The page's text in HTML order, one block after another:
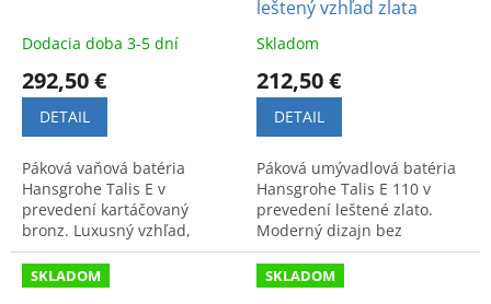
Dodacia doba 3-5 dní
292,50 €
DETAIL
Páková vaňová batéria
Hansgrohe Talis E v
prevedení kartáčovaný
bronz. Luxusný vzhľad,
nemecká kvalita a nadčasový
dizajn pre moderný a štýlový
interiér.
leštený vzhľad zlata
Skladom
212,50 €
DETAIL
Páková umývadlová batéria
Hansgrohe Talis E 110 v
prevedení leštené zlato.
Moderný dizajn bez
odtokovej súpravy. Kód:
71712990.
SKLADOM SKLADOM